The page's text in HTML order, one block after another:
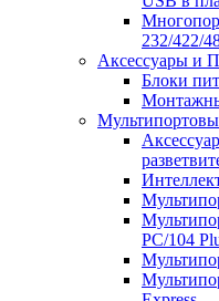
232/422/
Аксессуары и
Блоки
PC/104